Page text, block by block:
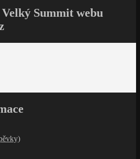
Summit webu